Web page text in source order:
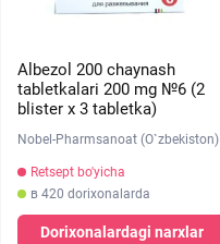
Albezol 200 chaynash
tabletkalari 200 mg №6 (2
blister х 3 tabletka)
Nobel-Pharmsanoat (O`zbekiston)
Retsept bo'yicha
в 420 dorixonalarda
Dorixonalardagi narxlar